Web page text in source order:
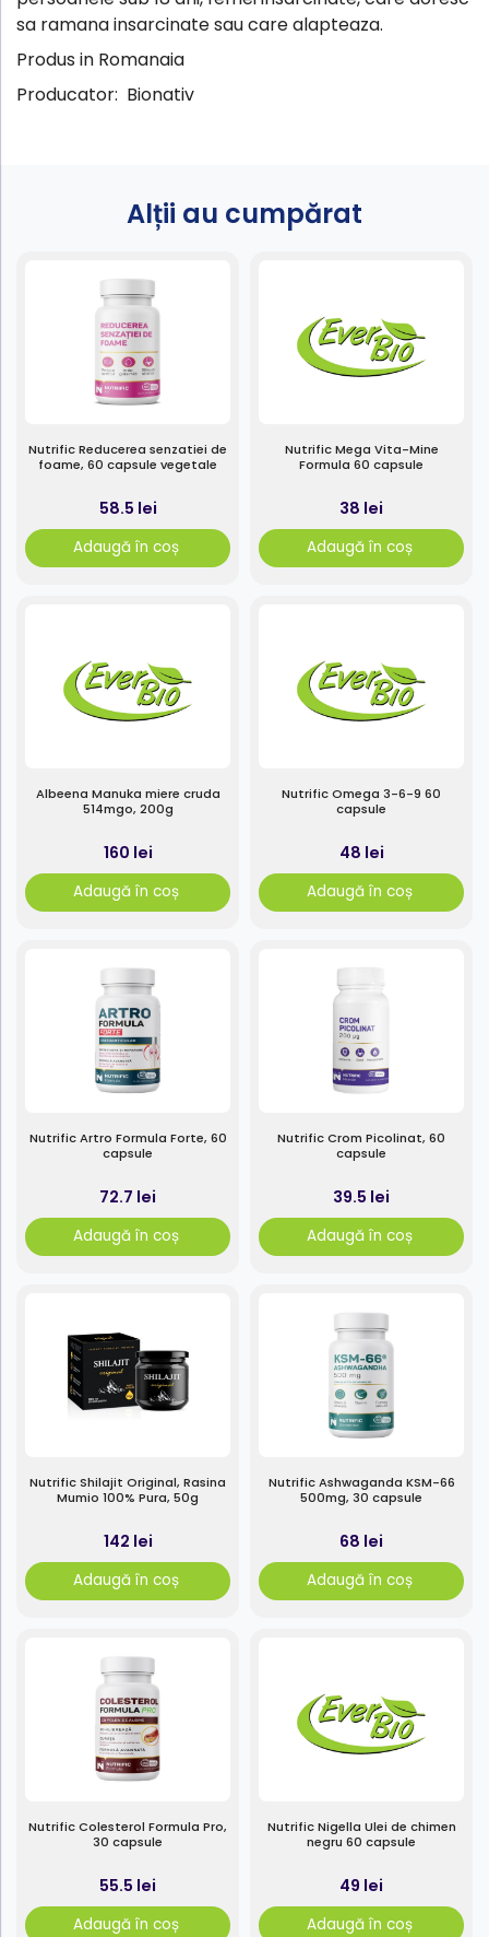
sa ramana insarcinate sau care alapteaza.
Produs in Romanaia
Producator: Bionativ
Alții au cumpărat
Nutrific Reducerea senzatiei de
foame, 60 capsule vegetale
58.5 lei
Adaugă în coș
Nutrific Mega Vita-Mine
Formula 60 capsule
38 lei
Adaugă în coș
Albeena Manuka miere cruda
514mgo, 200g
160 lei
Adaugă în coș
Nutrific Omega 3-6-9 60
capsule
48 lei
Adaugă în coș
Nutrific Artro Formula Forte, 60
capsule
72.7 lei
Adaugă în coș
Nutrific Crom Picolinat, 60
capsule
39.5 lei
Adaugă în coș
Nutrific Shilajit Original, Rasina
Mumio 100% Pura, 50g
142 lei
Adaugă în coș
Nutrific Ashwaganda KSM-66
500mg, 30 capsule
68 lei
Adaugă în coș
Nutrific Colesterol Formula Pro,
30 capsule
55.5 lei
Adaugă în coș
Nutrific Nigella Ulei de chimen
negru 60 capsule
49 lei
Adaugă în coș